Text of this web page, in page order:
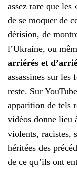
assez rare que
de se moquer de
dérision, de
l’Ukraine, ou
arriérés et
assassines sur
reste. Sur
apparition de tels
vidéos donne lieu
violents, racistes,
héritées des
de ce qu’ils ont